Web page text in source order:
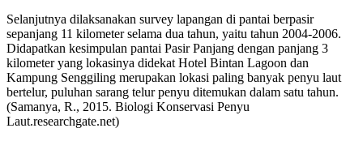
Selanjutnya dilaksanakan survey lapangan di pantai berpasir
sepanjang 11 kilometer selama dua tahun, yaitu tahun 2004-2006.
Didapatkan kesimpulan pantai Pasir Panjang dengan panjang 3
kilometer yang lokasinya didekat Hotel Bintan Lagoon dan
Kampung Senggiling merupakan lokasi paling banyak penyu laut
bertelur, puluhan sarang telur penyu ditemukan dalam satu tahun.
(Samanya, R., 2015. Biologi Konservasi Penyu
Laut.researchgate.net)